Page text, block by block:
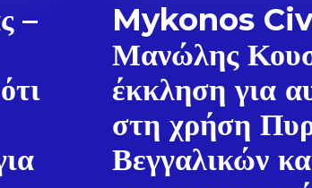
Don't miss out!
Sing up for our newsletter to stay in the loop.
–
Mykonos
Μανώλης
έκκληση για
στη χρήση
Βεγγαλικών